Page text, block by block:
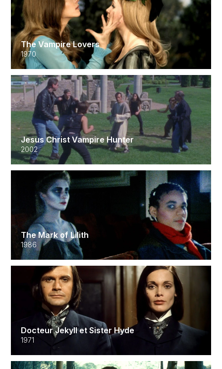
The Vampire Lovers
1970
Jesus Christ Vampire Hunter
2002
The Mark of Lilith
1986
Docteur Jekyll et Sister Hyde
1971